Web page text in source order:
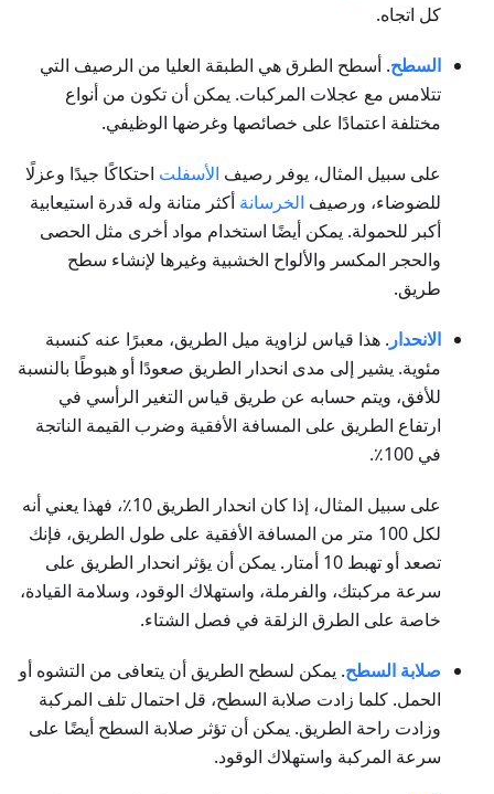
كل اتجاه.
السطح. أسطح الطرق هي الطبقة العليا من الرصيف التي
تتلامس مع عجلات المركبات. يمكن أن تكون من أنواع
مختلفة اعتمادًا على خصائصها وغرضها الوظيفي.
على سبيل المثال، يوفر رصيف الأسفلت احتكاكًا جيدًا وعزلًا
للضوضاء، ورصيف الخرسانة أكثر متانة وله قدرة استيعابية
أكبر للحمولة. يمكن أيضًا استخدام مواد أخرى مثل الحصى
والحجر المكسر والألواح الخشبية وغيرها لإنشاء سطح
طريق.
الانحدار . هذا قياس لزاوية ميل الطريق، معبرًا عنه كنسبة
مئوية. يشير إلى مدى انحدار الطريق صعودًا أو هبوطًا بالنسبة
للأفق، ويتم حسابه عن طريق قياس التغير الرأسي في
ارتفاع الطريق على المسافة الأفقية وضرب القيمة الناتجة
في 100٪.
على سبيل المثال، إذا كان انحدار الطريق 10٪، فهذا يعني أنه
لكل 100 متر من المسافة الأفقية على طول الطريق، فإنك
تصعد أو تهبط 10 أمتار. يمكن أن يؤثر انحدار الطريق على
سرعة مركبتك، والفرملة، واستهلاك الوقود، وسلامة القيادة،
خاصة على الطرق الزلقة في فصل الشتاء.
صلابة السطح. يمكن لسطح الطريق أن يتعافى من التشوه أو
الحمل. كلما زادت صلابة السطح، قل احتمال تلف المركبة
وزادت راحة الطريق. يمكن أن تؤثر صلابة السطح أيضًا على
سرعة المركبة واستهلاك الوقود.